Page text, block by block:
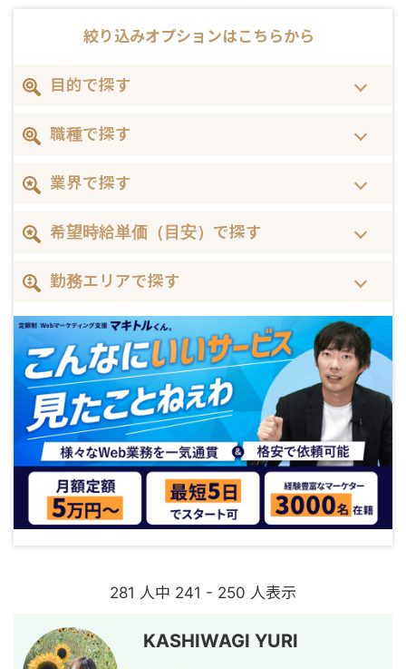
絞り込みオプションはこちらから
目的で探す
職種で探す
業界で探す
希望時給単価（目安）で探す
勤務エリアで探す
281 人中 241 - 250 人表示
KASHIWAGI YURI